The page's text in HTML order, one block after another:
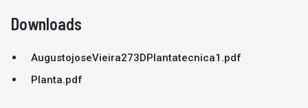
Downloads
AugustojoseVieira273DPlantatecnica1.pdf
Planta.pdf